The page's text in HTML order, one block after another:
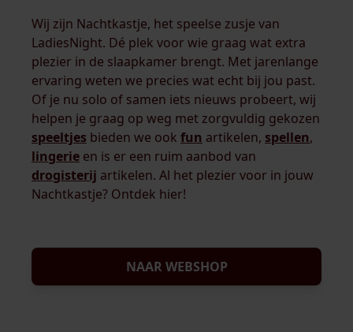
Wij zijn Nachtkastje, het speelse zusje van
LadiesNight. Dé plek voor wie graag wat extra
plezier in de slaapkamer brengt. Met jarenlange
ervaring weten we precies wat echt bij jou past.
Of je nu solo of samen iets nieuws probeert, wij
helpen je graag op weg met zorgvuldig gekozen
speeltjes bieden we ook fun artikelen, spellen,
lingerie en is er een ruim aanbod van
drogisterij artikelen. Al het plezier voor in jouw
Nachtkastje? Ontdek hier!
NAAR WEBSHOP